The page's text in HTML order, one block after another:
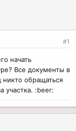
#1
начать
Все документы в
никто обращаться
участка. :beer: